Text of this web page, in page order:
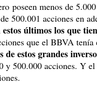
poseen menos de
500.001 acciones en
estos últimos los que
que el BBVA
de estos grandes
y 500.000 acciones. Y